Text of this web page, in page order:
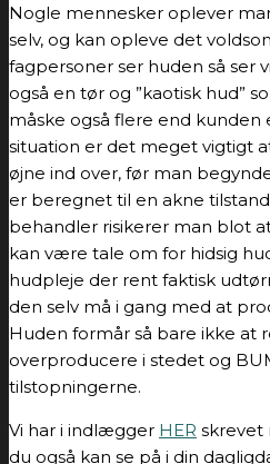
Nogle mennesker oplever
selv, og kan opleve det
fagpersoner ser huden så ser
også en tør og ”kaotisk hud”
måske også flere end kunden
situation er det meget vigtigt
øjne ind over, før man
er beregnet til en akne
behandler risikerer man blot
kan være tale om for hidsig
hudpleje der rent faktisk
den selv må i gang med at
Huden formår så bare ikke at
overproducere i stedet og
tilstopningerne.
Vi har i indlægger HER skrevet
du også kan se på i din